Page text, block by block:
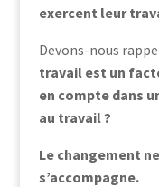
exercent leur
Devons-nous
travail est un
en compte dans
au travail ?
Le changement
s’accompagne.